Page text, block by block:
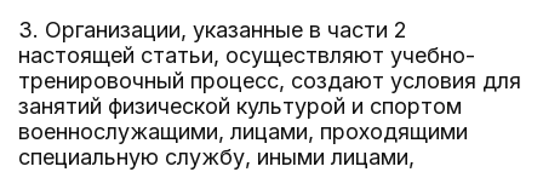
3. Организации, указанные в части 2
настоящей статьи, осуществляют учебно-
тренировочный процесс, создают условия для
занятий физической культурой и спортом
военнослужащими, лицами, проходящими
специальную службу, иными лицами,